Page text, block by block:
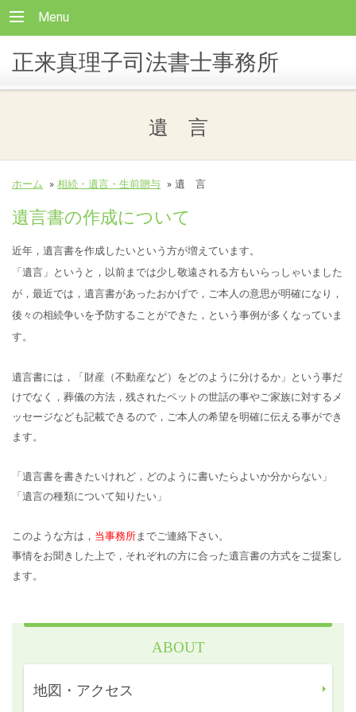
Menu
正来真理子司法書士事務所
遺 言
ホーム » 相続・遺言・生前贈与 » 遺 言
遺言書の作成について
近年，遺言書を作成したいという方が増えています。
「遺言」というと，以前までは少し敬遠される方もいらっしゃいました
が，最近では，遺言書があったおかげで，ご本人の意思が明確になり，
後々の相続争いを予防することができた，という事例が多くなっていま
す。
遺言書には，「財産（不動産など）をどのように分けるか」という事だ
けでなく，葬儀の方法，残されたペットの世話の事やご家族に対するメ
ッセージなども記載できるので，ご本人の希望を明確に伝える事ができ
ます。
「遺言書を書きたいけれど，どのように書いたらよいか分からない」
「遺言の種類について知りたい」
このような方は， 当事務所 までご連絡下さい。
事情をお聞きした上で，それぞれの方に合った遺言書の方式をご提案し
ます。
ABOUT
地図・アクセス